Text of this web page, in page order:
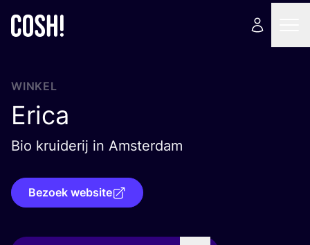
WINKEL
Erica
Bio kruiderij in Amsterdam
Bezoek website